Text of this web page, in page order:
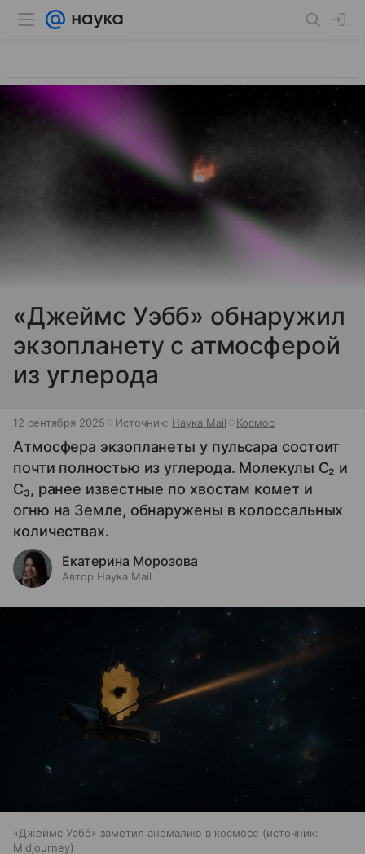
«Джеймс Уэбб» обнаружил
экзопланету с атмосферой
из углерода
12 сентября 2025 Источник: Наука Mail Космос
Атмосфера экзопланеты у пульсара состоит
почти полностью из углерода. Молекулы C₂ и
C₃, ранее известные по хвостам комет и
огню на Земле, обнаружены в колоссальных
количествах.
Екатерина Морозова
Автор Наука Mail
«Джеймс Уэбб» заметил аномалию в космосе
источник:
Midjourney